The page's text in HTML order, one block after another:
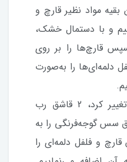
مواد نظیر قارچ و
و با دستمال خشک،
قارچ‌ها را بر روی
دلمه‌ای‌ها را به‌صورت
هنگامی که رنگ گوشت تغییر کرد، 2 قاشق رب
به همراه ۱ قاشق سس گوجه‌فرنگی را به
و فلفل دلمه‌ای را